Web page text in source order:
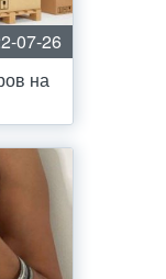
07-26
на